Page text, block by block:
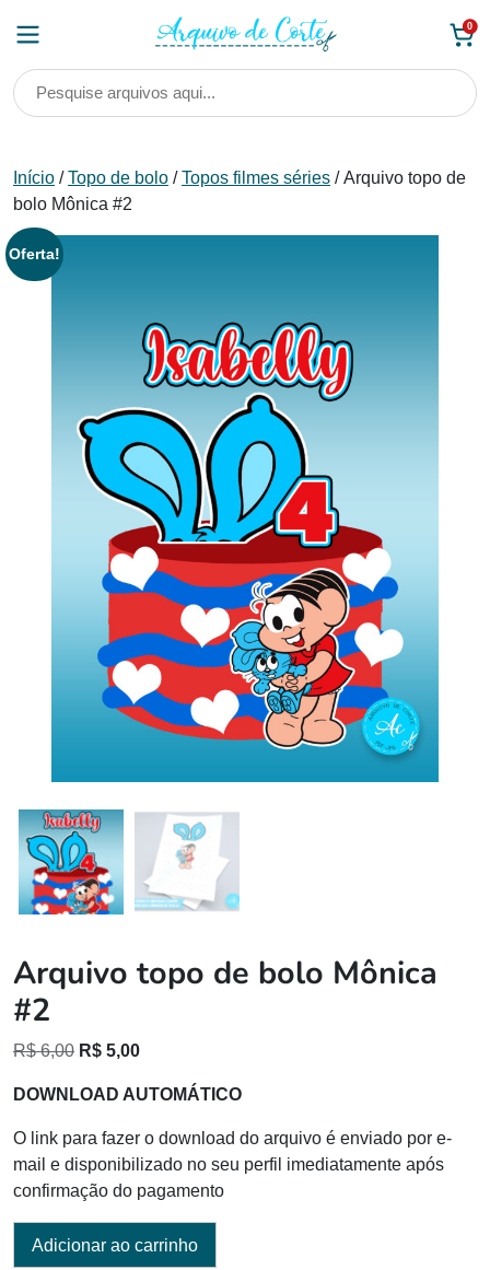
0
Início /Topo de bolo /Topos filmes séries / Arquivo topo de
bolo Mônica #2
Oferta!
Arquivo topo de bolo Mônica
#2
R$6,00 O
original
era:
R$ 6,00.
R$ 5,00O
atual
R$ 5,00.
DOWNLOAD AUTOMÁTICO
O link para fazer o download do arquivo é enviado por e-
mail e disponibilizado no seu perfil imediatamente após
confirmação do pagamento
Adicionar ao carrinho